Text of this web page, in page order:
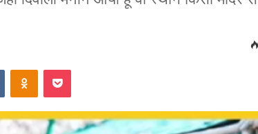
VKontakteOdnoklassniki
Pocket